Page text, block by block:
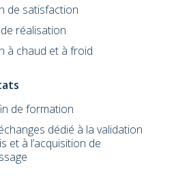
de satisfaction
réalisation
à chaud et à froid
de formation
dédié à la validation
et à l’acquisition de